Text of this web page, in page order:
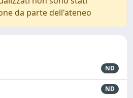
da parte dell'ateneo
ND
ND